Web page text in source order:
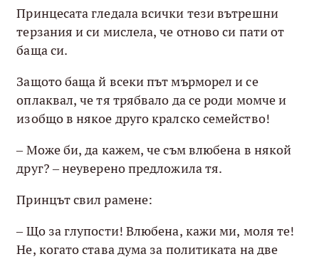
Принцесата гледала всички тези вътрешни
терзания и си мислела, че отново си пати от
баща си.
Защото баща й всеки път мърморел и се
оплаквал, че тя трябвало да се роди момче и
изобщо в някое друго кралско семейство!
– Може би, да кажем, че съм влюбена в някой
друг? – неуверено предложила тя.
Принцът свил рамене:
– Що за глупости! Влюбена, кажи ми, моля те!
Не, когато става дума за политиката на две